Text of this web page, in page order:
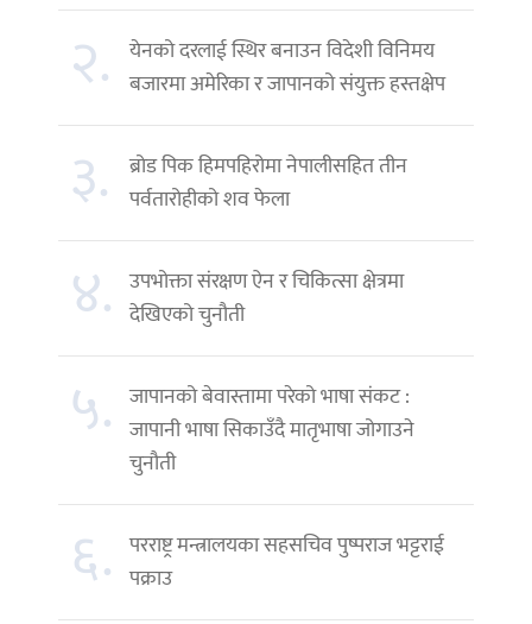
२. येनको दरलाई स्थिर बनाउन विदेशी विनिमय
बजारमा अमेरिका र जापानको संयुक्त हस्तक्षेप
३.
ब्रोड पिक हिमपहिरोमा नेपालीसहित तीन
पर्वतारोहीको शव फेला
४. उपभोक्ता संरक्षण ऐन र चिकित्सा क्षेत्रमा
देखिएको चुनौती
५. जापानको बेवास्तामा परेको भाषा संकट :
जापानी भाषा सिकाउँदै मातृभाषा जोगाउने
चुनौती
६. परराष्ट्र मन्त्रालयका सहसचिव पुष्पराज भट्टराई
पक्राउ